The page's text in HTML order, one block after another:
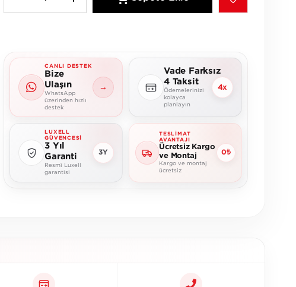
CANLI DESTEK
Bize
Ulaşın
WhatsApp
üzerinden hızlı
destek
→
Vade Farksız
4 Taksit
Ödemelerinizi
kolayca
planlayın
4x
LUXELL
GÜVENCESI
3 Yıl
Garanti
Resmî Luxell
garantisi
3Y
TESLIMAT
AVANTAJI
Ücretsiz Kargo
ve Montaj
Kargo ve montaj
ücretsiz
0₺